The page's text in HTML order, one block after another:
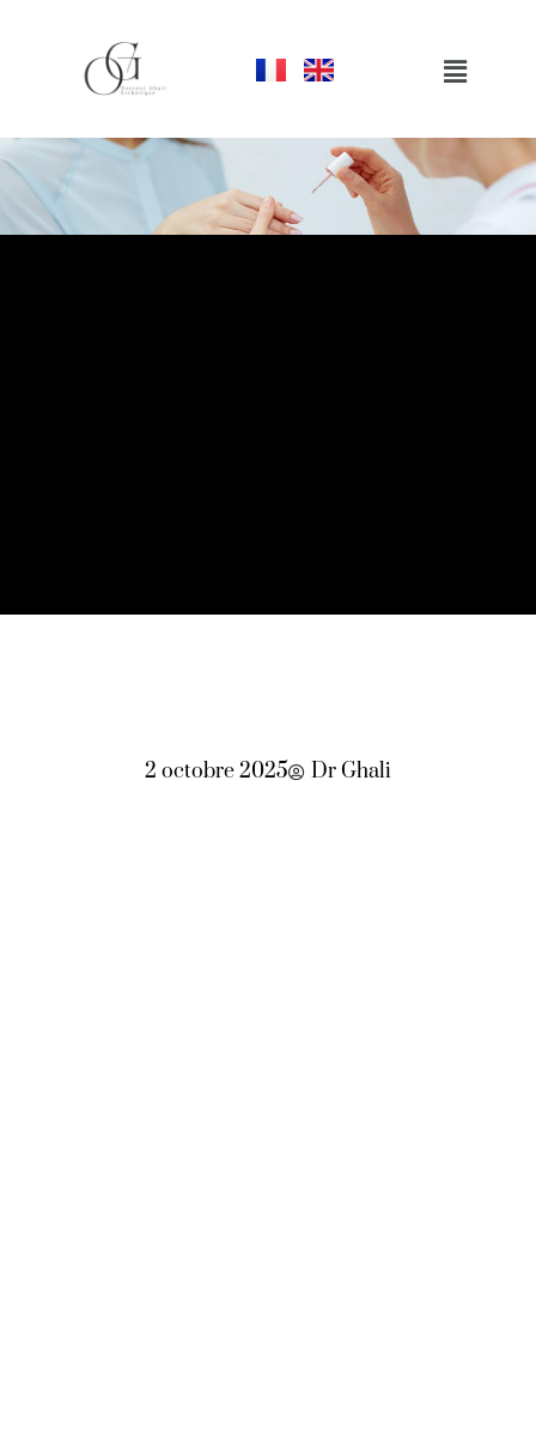
2 octobre 2025 Dr Ghali